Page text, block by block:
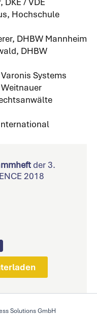
Hochschule
DHBW Mannheim
DHBW
Systems
der 3.
2018
Solutions GmbH